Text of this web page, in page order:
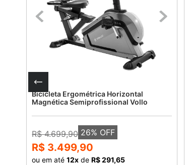
Bicicleta Ergométrica Horizontal
Magnética Semiprofissional Vollo
R$ 4.699,90 26% OFF
R$ 3.499,90
ou em até12x deR$ 291,65